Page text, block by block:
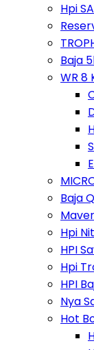
Hpi
Baja
WR 8
Baja
Hpi
HPI
Hpi
HPI
Nya
Hot